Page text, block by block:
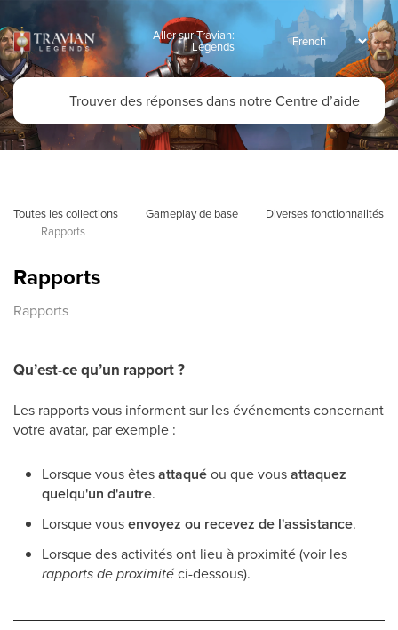
Aller sur Travian:
Legends
Toutes les collections Gameplay de base
Diverses fonctionnalités
Rapports
Rapports
Rapports
Qu’est-ce qu’un rapport ?
Les rapports vous informent sur les événements concernant
votre avatar, par exemple :
Lorsque vous êtesattaquéou que vousattaquez
quelqu'un d'autre.
Lorsque vousenvoyez ou recevez de l'assistance.
Lorsque des activités ont lieu à proximité (voir les
rapports de proximitéci-dessous).